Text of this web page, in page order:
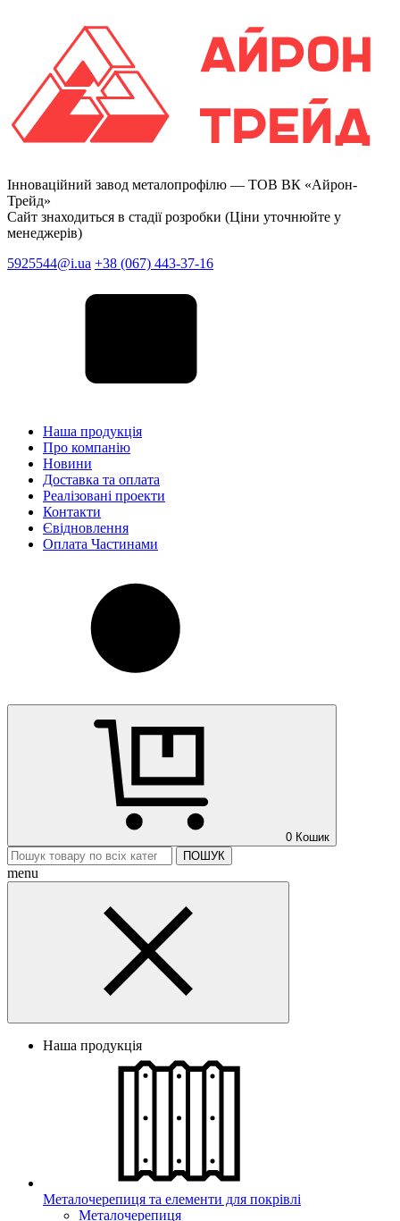
Інноваційний завод металопрофілю — ТОВ ВК «Айрон-
Трейд»
Сайт знаходиться в стадії розробки (Ціни уточнюйте у
менеджерів)
5925544@i.ua +38 (067) 443-37-16
Наша продукція
Про компанію
Новини
Доставка та оплата
Реалізовані проекти
Контакти
Євідновлення
Оплата Частинами
0 Кошик
ПОШУК
menu
Наша продукція
Металочерепиця та елементи для покрівлі
Металочерепиця